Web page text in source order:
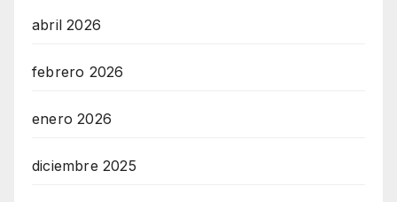
abril 2026
febrero 2026
enero 2026
diciembre 2025